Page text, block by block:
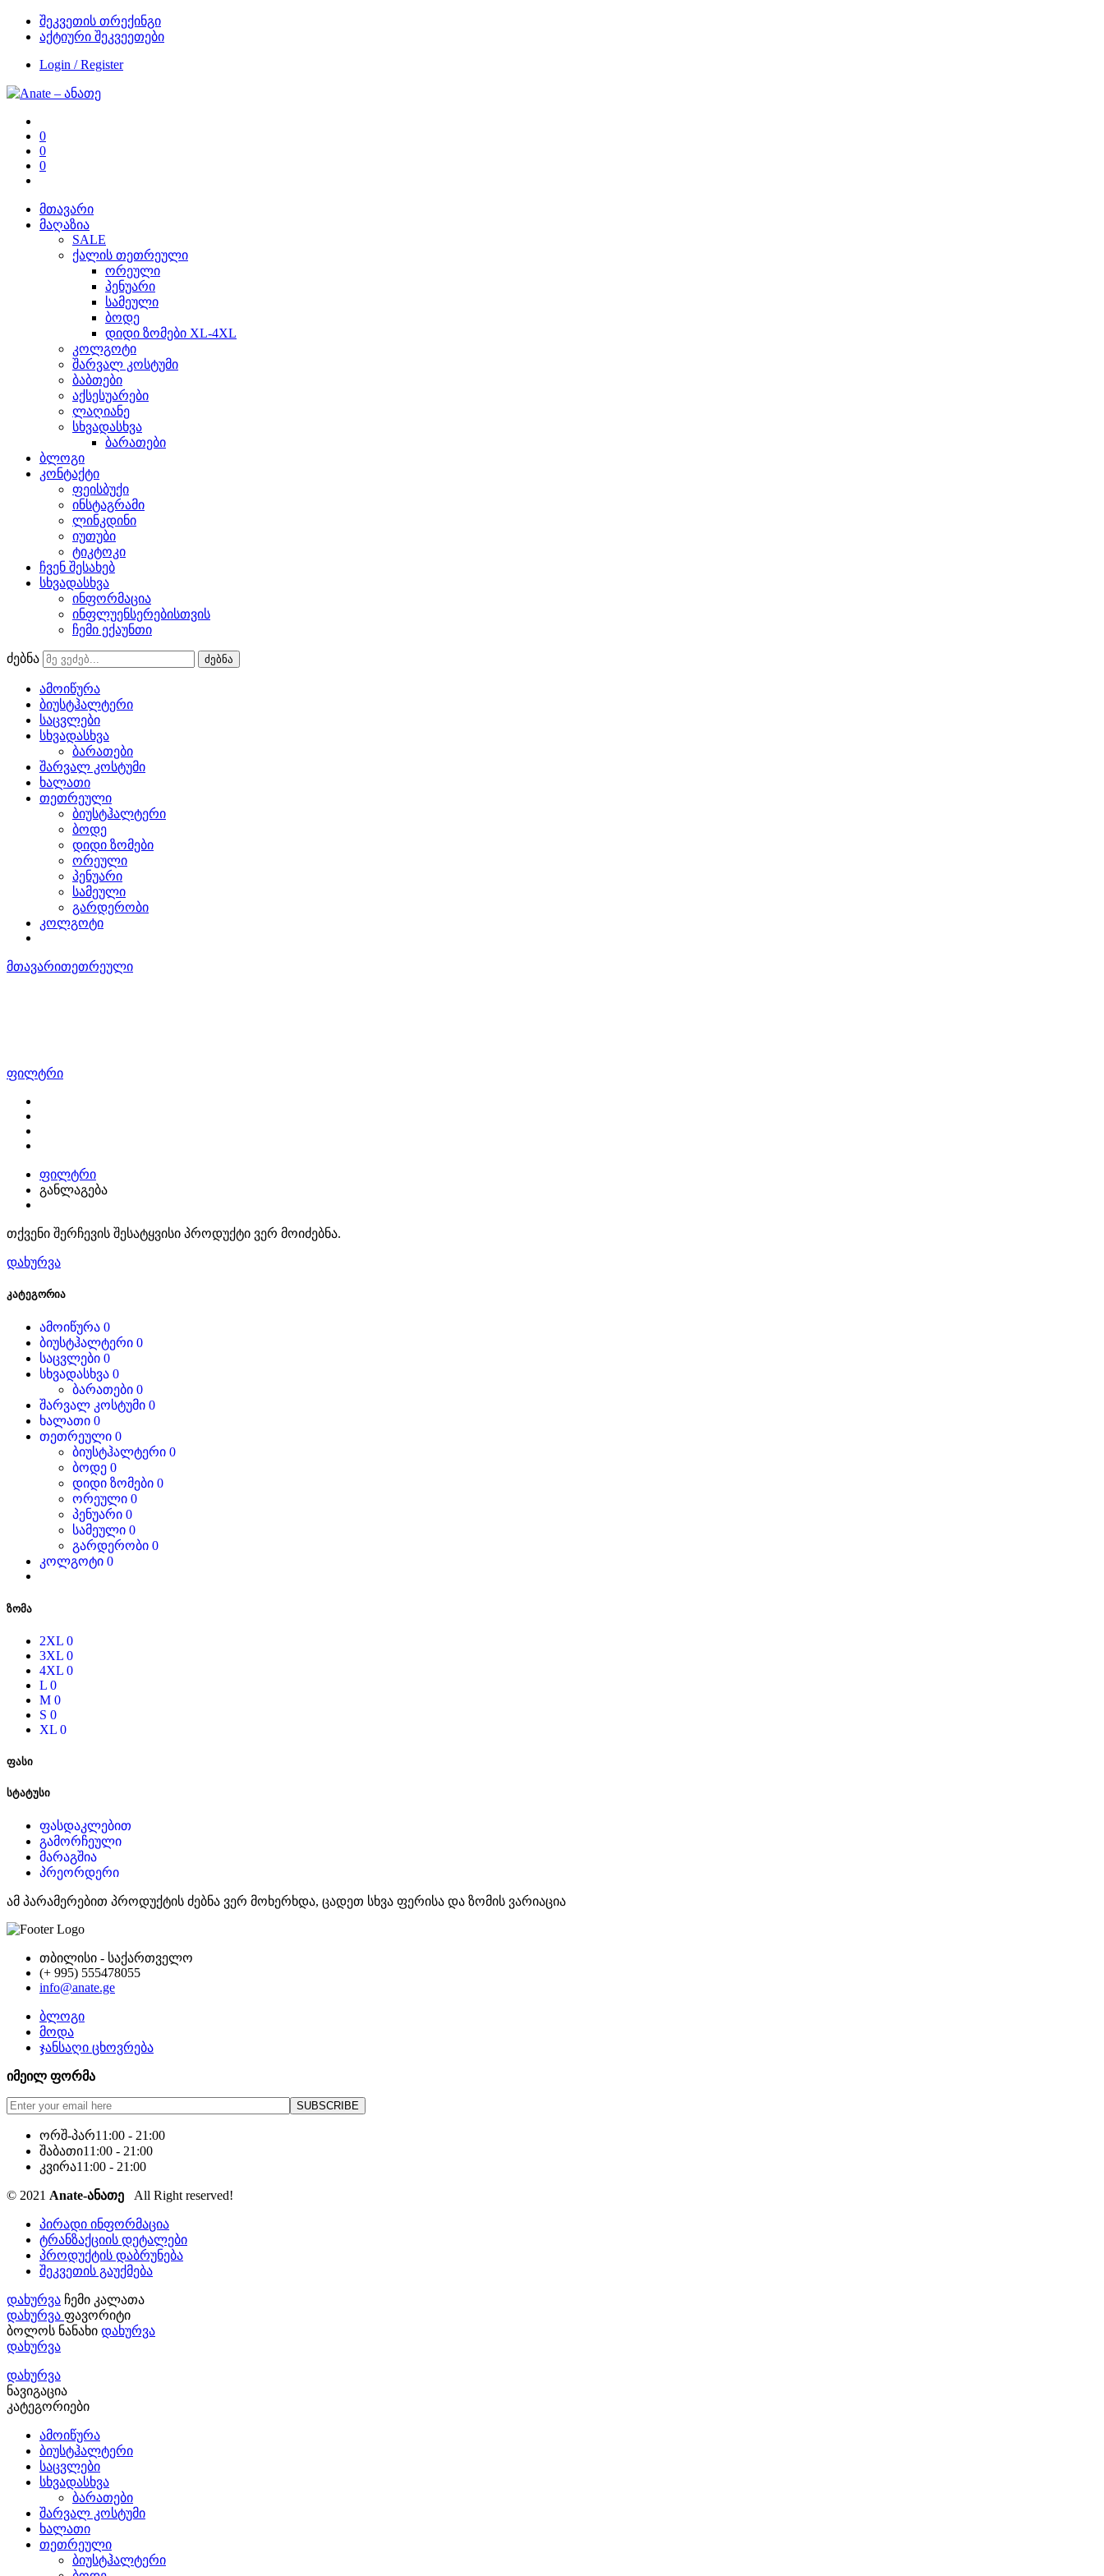
შეკვეთის თრექინგი
აქტიური შეკვეეთები
Login / Register
0
0
0
მთავარი
მაღაზია
SALE
ქალის თეთრეული
ორეული
პენუარი
სამეული
ბოდე
დიდი ზომები XL-4XL
კოლგოტი
შარვალ კოსტუმი
ბაბთები
აქსესუარები
ლაღიანე
სხვადასხვა
ბარათები
ბლოგი
კონტაქტი
ფეისბუქი
ინსტაგრამი
ლინკდინი
იუთუბი
ტიკტოკი
ჩვენ შესახებ
სხვადასხვა
ინფორმაცია
ინფლუენსერებისთვის
ჩემი ექაუნთი
ძებნა ძებნა
ამოიწურა
ბიუსტჰალტერი
საცვლები
სხვადასხვა
ბარათები
შარვალ კოსტუმი
ხალათი
თეთრეული
ბიუსტჰალტერი
ბოდე
დიდი ზომები
ორეული
პენუარი
სამეული
გარდერობი
კოლგოტი
მთავარითეთრეული
ფილტრი
ფილტრი
განლაგება
თქვენი შერჩევის შესატყვისი პროდუქტი ვერ მოიძებნა.
დახურვა
კატეგორია
ამოიწურა 0
ბიუსტჰალტერი 0
საცვლები 0
სხვადასხვა 0
ბარათები 0
შარვალ კოსტუმი 0
ხალათი 0
თეთრეული 0
ბიუსტჰალტერი 0
ბოდე 0
დიდი ზომები 0
ორეული 0
პენუარი 0
სამეული 0
გარდერობი 0
კოლგოტი 0
ზომა
2XL 0
3XL 0
4XL 0
L 0
M 0
S 0
XL 0
ფასი
სტატუსი
ფასდაკლებით
გამორჩეული
მარაგშია
პრეორდერი
ამ პარამერებით პროდუქტის ძებნა ვერ მოხერხდა, ცადეთ სხვა ფერისა და ზომის ვარიაცია
თბილისი - საქართველო
(+ 995) 555478055
info@anate.ge
ბლოგი
მოდა
ჯანსაღი ცხოვრება
იმეილ ფორმა
ორშ-პარ11:00 - 21:00
შაბათი11:00 - 21:00
კვირა11:00 - 21:00
© 2021 Anate-ანათე All Right reserved!
პირადი ინფორმაცია
ტრანზაქციის დეტალები
პროდუქტის დაბრუნება
შეკვეთის გაუქმება
დახურვა ჩემი კალათა
დახურვა ფავორიტი
ბოლოს ნანახი დახურვა
დახურვა
დახურვა
ნავიგაცია
კატეგორიები
ამოიწურა
ბიუსტჰალტერი
საცვლები
სხვადასხვა
ბარათები
შარვალ კოსტუმი
ხალათი
თეთრეული
ბიუსტჰალტერი